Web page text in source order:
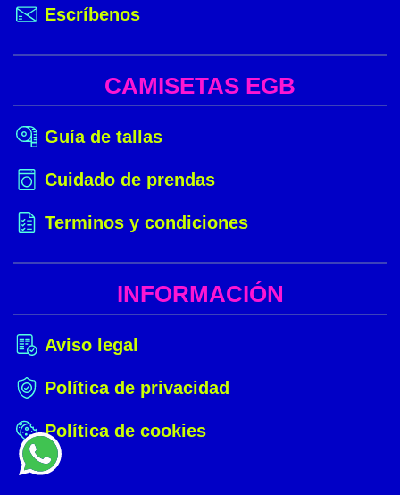
¿NECESITAS
Escríbenos
CAMISETAS EGB
Guía de tallas
Cuidado de prendas
Terminos y condiciones
INFORMACIÓN
Aviso legal
Política de privacidad
Política de cookies